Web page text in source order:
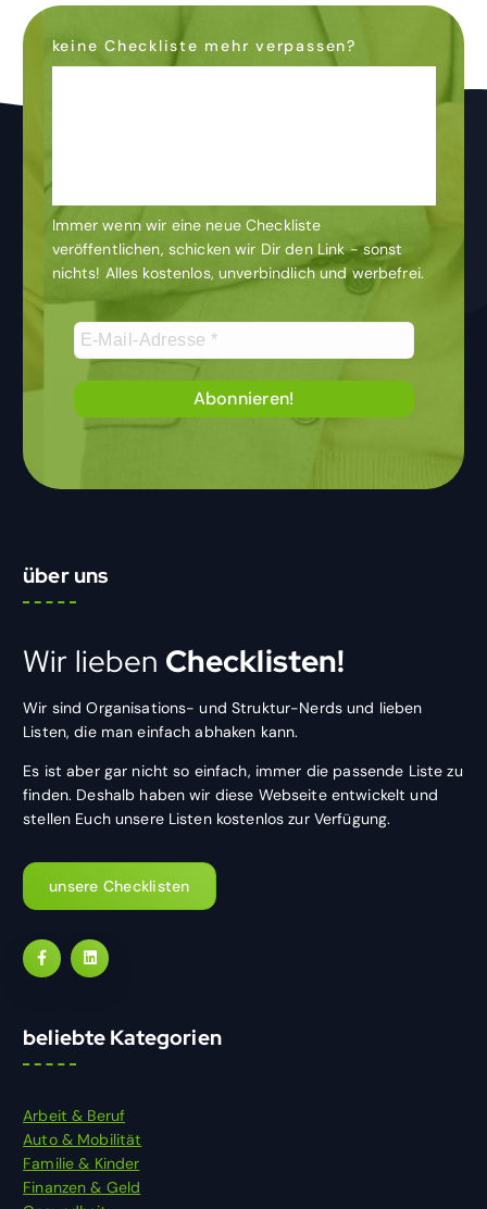
keine Checkliste mehr verpassen?
Laufenden
Immer wenn wir eine neue Checkliste
veröffentlichen, schicken wir Dir den Link - sonst
nichts! Alles kostenlos, unverbindlich und werbefrei.
über uns
Wir lieben Checklisten!
Wir sind Organisations- und Struktur-Nerds und lieben
Listen, die man einfach abhaken kann.
Es ist aber gar nicht so einfach, immer die passende Liste zu
finden. Deshalb haben wir diese Webseite entwickelt und
stellen Euch unsere Listen kostenlos zur Verfügung.
unsere Checklisten
beliebte Kategorien
Arbeit & Beruf
Auto & Mobilität
Familie & Kinder
Finanzen & Geld